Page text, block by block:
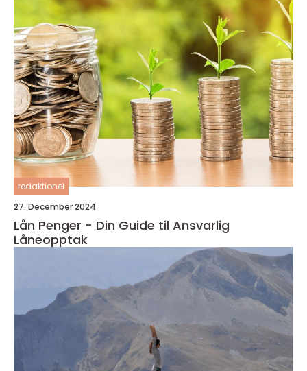
redaktionel
27. December 2024
Lån Penger - Din Guide til Ansvarlig
Låneopptak